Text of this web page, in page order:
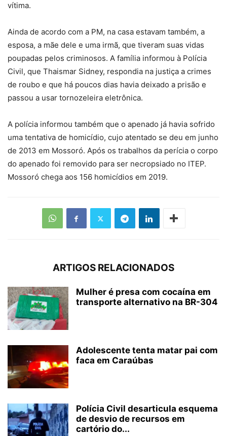
vítima.
Ainda de acordo com a PM, na casa estavam também, a
esposa, a mãe dele e uma irmã, que tiveram suas vidas
poupadas pelos criminosos. A família informou à Polícia
Civil, que Thaismar Sidney, respondia na justiça a crimes
de roubo e que há poucos dias havia deixado a prisão e
passou a usar tornozeleira eletrônica.
A polícia informou também que o apenado já havia sofrido
uma tentativa de homicídio, cujo atentado se deu em junho
de 2013 em Mossoró. Após os trabalhos da perícia o corpo
do apenado foi removido para ser necropsiado no ITEP.
Mossoró chega aos 156 homicídios em 2019.
ARTIGOS RELACIONADOS
Mulher é presa com cocaína em
transporte alternativo na BR-304
Adolescente tenta matar pai com
faca em Caraúbas
Polícia Civil desarticula esquema
de desvio de recursos em
cartório do...